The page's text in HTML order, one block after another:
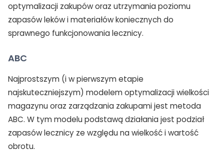
optymalizacji zakupów oraz utrzymania poziomu
zapasów leków i materiałów koniecznych do
sprawnego funkcjonowania lecznicy.
ABC
Najprostszym (i w pierwszym etapie
najskuteczniejszym) modelem optymalizacji wielkości
magazynu oraz zarządzania zakupami jest metoda
ABC. W tym modelu podstawą działania jest podział
zapasów lecznicy ze względu na wielkość i wartość
obrotu.